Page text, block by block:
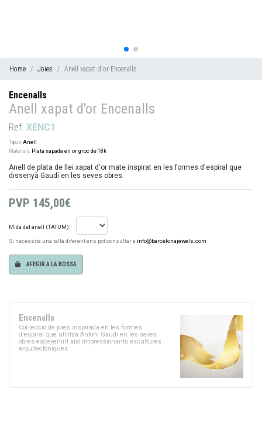
Home Joies Anell xapat d'or Encenalls
Encenalls
Anell xapat d'or Encenalls
Ref. XENC1
Tipus:Anell
Materials: Plata xapada en or groc de 18k
Anell de plata de llei xapat d'or mate inspirat en les formes d'espiral que
dissenyà Gaudí en les seves obres.
PVP 145,00€
Mida del anell (TATUM):
Si necessita una talla diferent ens pot consultar a info@barcelonajewels.com
AFEGIR A LA BOSSA
Encenalls
Col·lecció de joies inspirada en les formes
d'espiral que utilitzà Antoni Gaudí en les seves
obres esdevenint així impressionants escultures
arquitectòniques.